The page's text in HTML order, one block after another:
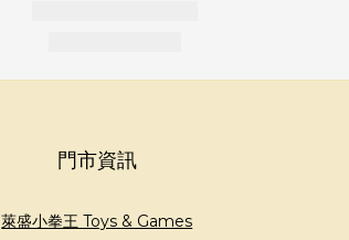
門市資訊
萊盛小拳王 Toys & Games